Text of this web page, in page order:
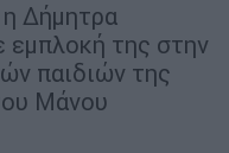
η Δήμητρα
εμπλοκή της στην
παιδιών της
Μάνου